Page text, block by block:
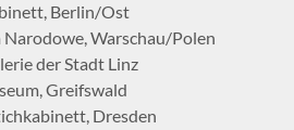
Berlin/Ost
Narodowe, Warschau/Polen
der Stadt Linz
Greifswald
Dresden